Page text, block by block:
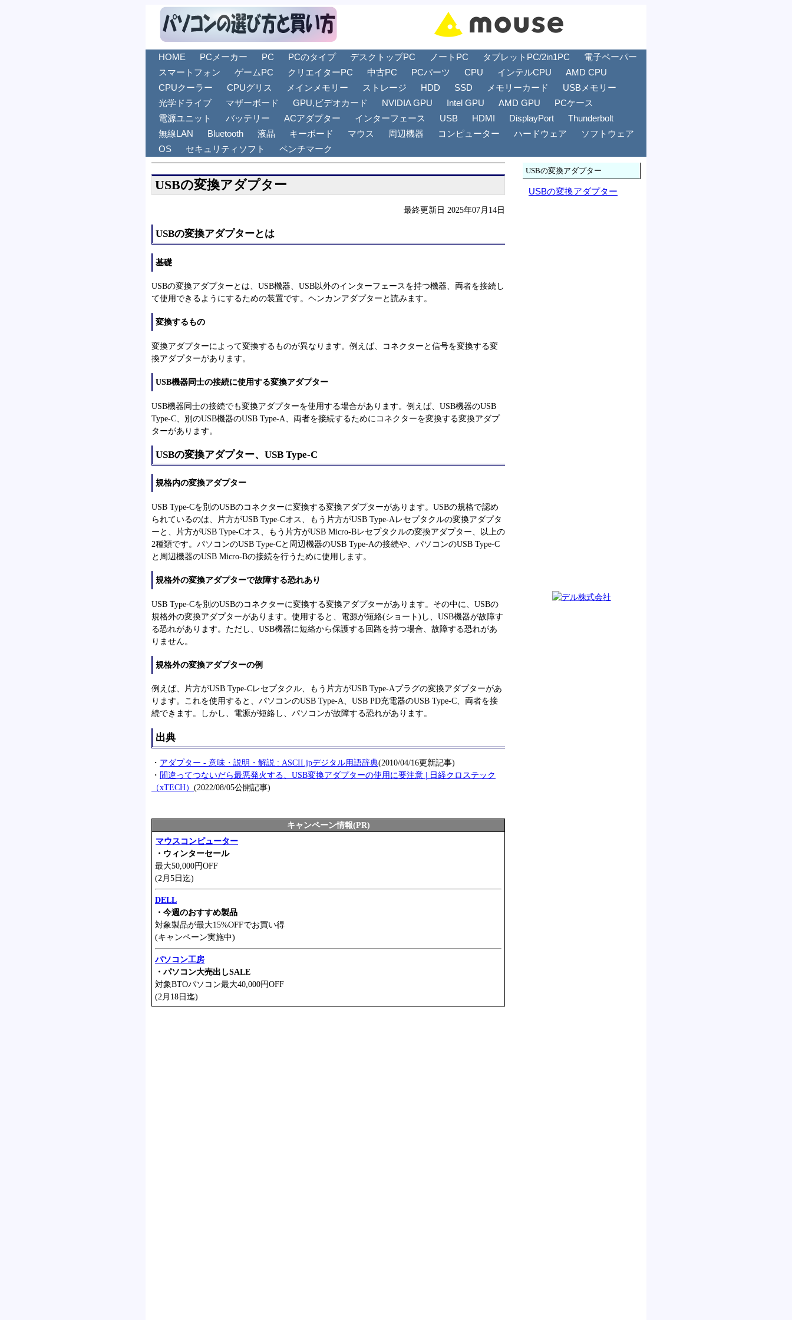
HOME PCメーカー PC PCのタイプ デスクトップPC ノートPC タブレットPC/2in1PC
電子ペーパー
スマートフォン
ゲームPC クリエイターPC 中古PC PCパーツ CPU インテルCPU
AMD CPU
CPUクーラー
CPUグリス メインメモリー ストレージ HDD SSD メモリーカード
USBメモリー
光学ドライブ
マザーボード GPU,ビデオカード NVIDIA GPU Intel GPU AMD GPU
PCケース
電源ユニット
バッテリー ACアダプター インターフェース USB HDMI DisplayPort
Thunderbolt
無線LAN
Bluetooth 液晶 キーボード マウス 周辺機器 コンピューター ハードウェア
ソフトウェア
OS
セキュリティソフト ベンチマーク
USBの変換アダプター
最終更新日 2025年07月14日
USBの変換アダプターとは
基礎
USBの変換アダプターとは、USB機器、USB以外のインターフェースを持つ機器、両者を接続し
て使用できるようにするための装置です。ヘンカンアダプターと読みます。
変換するもの
変換アダプターによって変換するものが異なります。例えば、コネクターと信号を変換する変
換アダプターがあります。
USB機器同士の接続に使用する変換アダプター
USB機器同士の接続でも変換アダプターを使用する場合があります。例えば、USB機器のUSB
Type-C、別のUSB機器のUSB Type-A、両者を接続するためにコネクターを変換する変換アダプ
ターがあります。
USBの変換アダプター、USB Type-C
規格内の変換アダプター
USB Type-Cを別のUSBのコネクターに変換する変換アダプターがあります。USBの規格で認め
られているのは、片方がUSB Type-Cオス、もう片方がUSB Type-Aレセプタクルの変換アダプタ
ーと、片方がUSB Type-Cオス、もう片方がUSB Micro-Bレセプタクルの変換アダプター、以上の
2種類です。パソコンのUSB Type-Cと周辺機器のUSB Type-Aの接続や、パソコンのUSB Type-C
と周辺機器のUSB Micro-Bの接続を行うために使用します。
規格外の変換アダプターで故障する恐れあり
USB Type-Cを別のUSBのコネクターに変換する変換アダプターがあります。その中に、USBの
規格外の変換アダプターがあります。使用すると、電源が短絡(ショート)し、USB機器が故障す
る恐れがあります。ただし、USB機器に短絡から保護する回路を持つ場合、故障する恐れがあ
りません。
規格外の変換アダプターの例
例えば、片方がUSB Type-Cレセプタクル、もう片方がUSB Type-Aプラグの変換アダプターがあ
ります。これを使用すると、パソコンのUSB Type-A、USB PD充電器のUSB Type-C、両者を接
続できます。しかし、電源が短絡し、パソコンが故障する恐れがあります。
出典
・ アダプター - 意味・説明・解説 : ASCII.jpデジタル用語辞典(2010/04/16更新記事)
・ 間違ってつないだら最悪発火する、USB変換アダプターの使用に要注意 | 日経クロステック
（xTECH） (2022/08/05公開記事)
キャンペーン情報(PR)
マウスコンピューター
・ウィンターセール
最大50,000円OFF
(2月5日迄)
DELL
・今週のおすすめ製品
対象製品が最大15%OFFでお買い得
(キャンペーン実施中)
パソコン工房
・パソコン大売出しSALE
対象BTOパソコン最大40,000円OFF
(2月18日迄)
USBの変換アダプター
USBの変換アダプター